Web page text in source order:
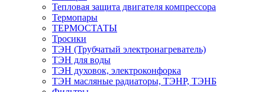
Тепловая защита двигателя компрессора
Термопары
ТЕРМОСТАТЫ
Тросики
ТЭН (Трубчатый электронагреватель)
ТЭН для воды
ТЭН духовок, электроконфорка
ТЭН масляные радиаторы, ТЭНР, ТЭНБ